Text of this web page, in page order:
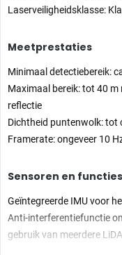
Laserveiligheidsklasse:
Meetprestaties
Minimaal detectiebereik:
Maximaal bereik: tot 40 m
reflectie
Dichtheid puntenwolk: tot
Framerate: ongeveer 10
Sensoren en functies
Geïntegreerde IMU voor
Anti-interferentiefunctie
gebruik van meerdere